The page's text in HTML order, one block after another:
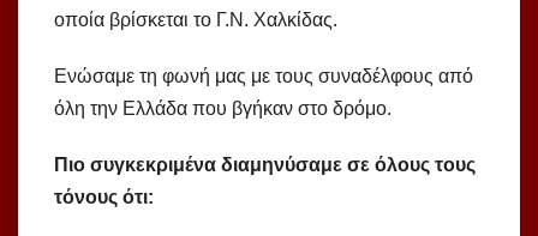
οποία βρίσκεται το Γ.Ν. Χαλκίδας.
Ενώσαμε τη φωνή μας με τους συναδέλφους από
όλη την Ελλάδα που βγήκαν στο δρόμο.
Πιο συγκεκριμένα διαμηνύσαμε σε όλους τους
τόνους ότι: